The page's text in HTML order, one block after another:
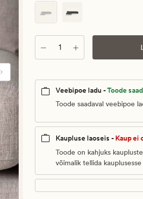
pris_ee
2
399,95
€
Kogus
Veebipoe ladu -Toode
Toode saadaval veebipoe
Kaupluse laoseis - Kaup ei
Toode on kahjuks
võimalik tellida